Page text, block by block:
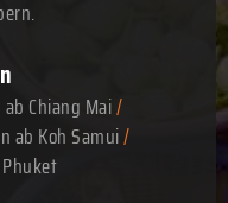
Chiang Mai/
ab Koh Samui/